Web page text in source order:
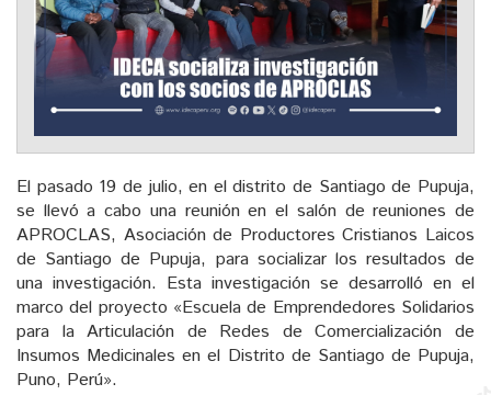
El pasado 19 de julio, en el distrito de Santiago de Pupuja,
se llevó a cabo una reunión en el salón de reuniones de
APROCLAS, Asociación de Productores Cristianos Laicos
de Santiago de Pupuja, para socializar los resultados de
una investigación. Esta investigación se desarrolló en el
marco del proyecto «Escuela de Emprendedores Solidarios
para la Articulación de Redes de Comercialización de
Insumos Medicinales en el Distrito de Santiago de Pupuja,
Puno, Perú».